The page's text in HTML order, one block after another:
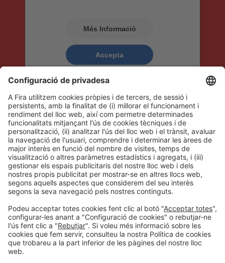
Més Informació
Accepta
Management Platform
ENTITAT FINANCERA OFICIAL